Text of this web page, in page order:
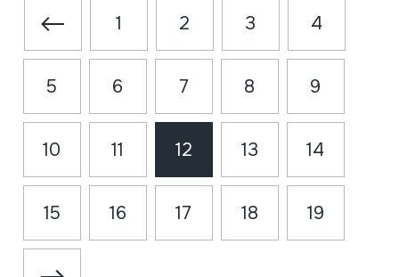
1 2 3 4
5 6 7 8 9
10 11 12 13 14
15 16 17 18 19